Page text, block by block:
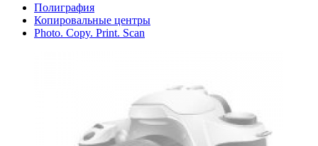
Полиграфия
Копировальные центры
Photo. Copy. Print. Scan